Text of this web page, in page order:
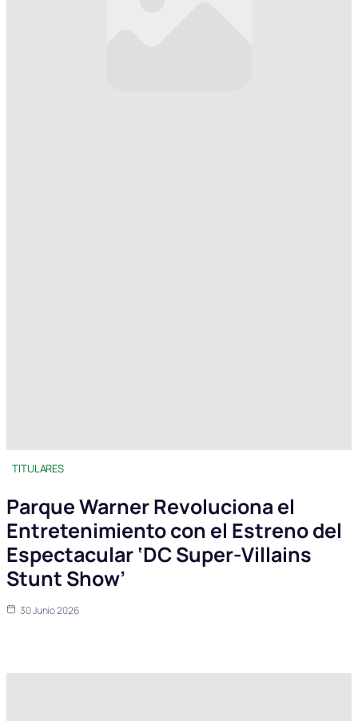
TITULARES
Parque Warner Revoluciona el
Entretenimiento con el Estreno del
Espectacular ‘DC Super-Villains
Stunt Show’
30 Junio 2026